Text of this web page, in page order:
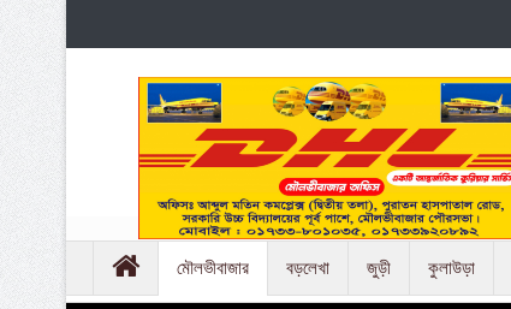
মৌলভীবাজার বড়লেখা জুড়ী কুলাউড়া